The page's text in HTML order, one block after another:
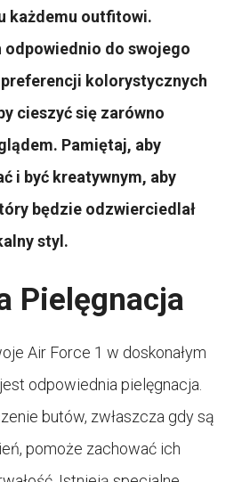
każdemu outfitowi.
odpowiednio do swojego
kolorystycznych
cieszyć się zarówno
Pamiętaj, aby
i być kreatywnym, aby
będzie odzwierciedlał
styl.
Pielęgnacja
Air Force 1 w doskonałym
odpowiednia pielęgnacja.
butów, zwłaszcza gdy są
pomoże zachować ich